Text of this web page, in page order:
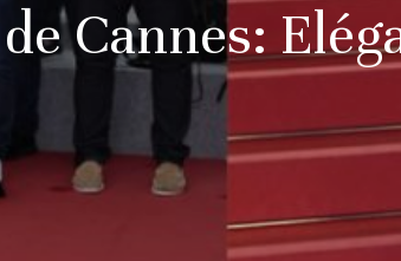
Cannes: